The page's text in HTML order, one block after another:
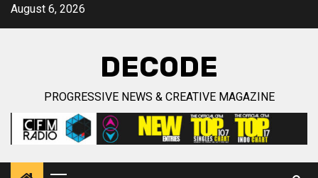
SkipAugust 6, 2026
DECODE
PROGRESSIVE NEWS & CREATIVE MAGAZINE